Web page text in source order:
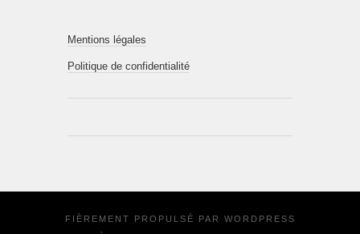
Mentions légales
Politique de confidentialité
FIÈREMENT PROPULSÉ PAR WORDPRESS